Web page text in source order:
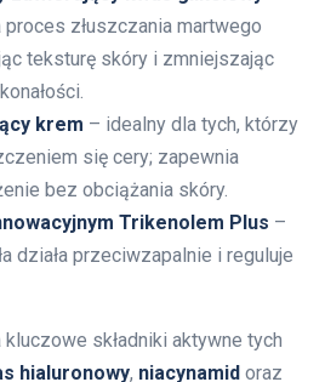
złuszczania martwego
teksturę skóry i zmniejszając
krem – idealny dla tych, którzy
się cery; zapewnia
bez obciążania skóry.
Trikenolem Plus –
działa przeciwzapalnie i reguluje
składniki aktywne tych
hialuronowy, niacynamid oraz